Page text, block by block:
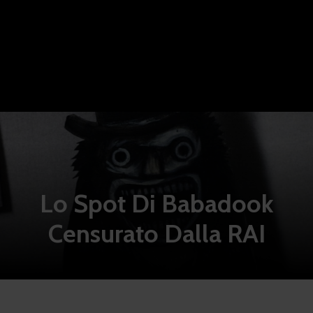
Lo Spot Di Babadook
Censurato Dalla RAI